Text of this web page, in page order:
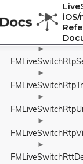
iOS/
►
►
►
►
►
►